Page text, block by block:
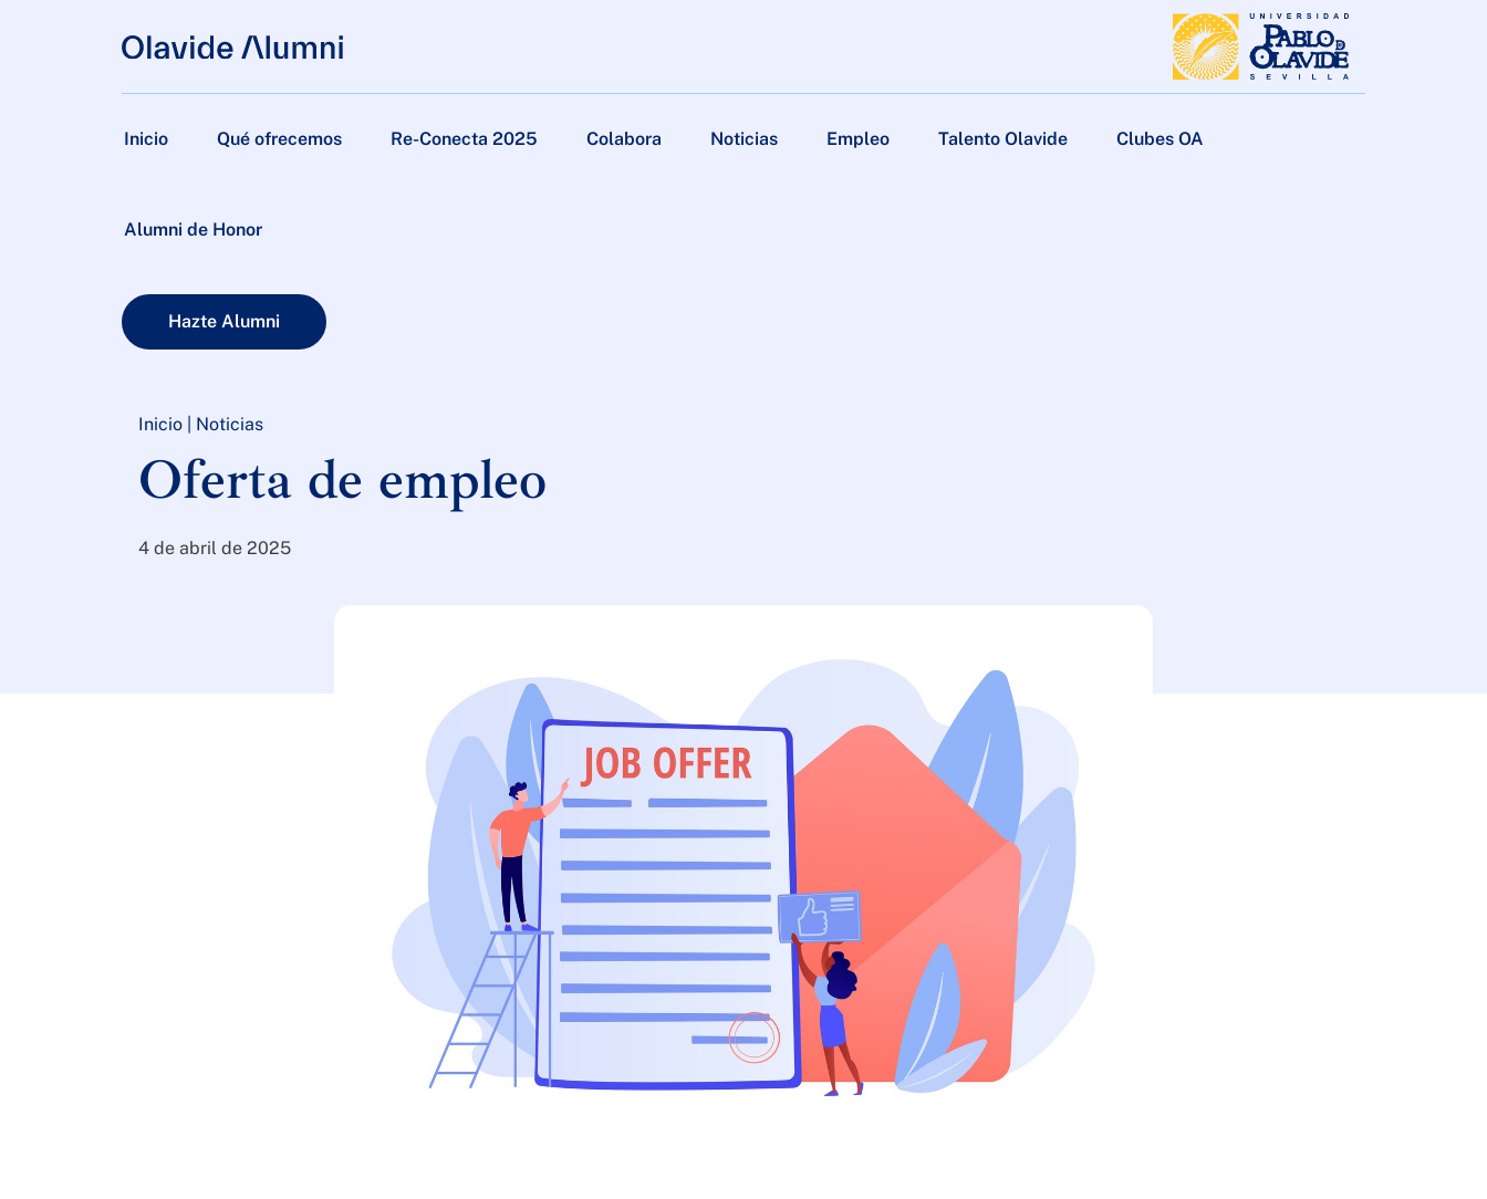
Inicio Qué ofrecemos Re-Conecta 2025 Colabora Noticias Empleo Talento Olavide Clubes OA
Alumni de Honor
Hazte Alumni
Inicio Noticias
Oferta de empleo
4 de abril de 2025